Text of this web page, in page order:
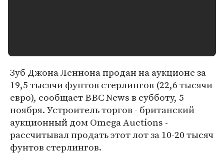
Зуб Джона Леннона продан на аукционе за
19,5 тысячи фунтов стерлингов (22,6 тысячи
евро), сообщает BBC News в субботу, 5
ноября. Устроитель торгов - британский
аукционный дом Omega Auctions -
рассчитывал продать этот лот за 10-20 тысяч
фунтов стерлингов.